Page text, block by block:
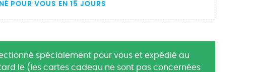
POUR VOUS EN 15 JOURS
spécialement pour vous et expédié au
le (les cartes cadeau ne sont pas concernées